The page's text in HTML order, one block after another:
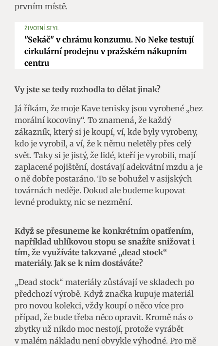
prvním místě.
ŽIVOTNÍ STYL
"Sekáč" v chrámu konzumu. No Neke testují
cirkulární prodejnu v pražském nákupním
centru
Vy jste se tedy rozhodla to dělat jinak?
Já říkám, že moje Kave tenisky jsou vyrobené „bez
morální kocoviny“. To znamená, že každý
zákazník, který si je koupí, ví, kde byly vyrobeny,
kdo je vyrobil, a ví, že k němu neletěly přes celý
svět. Taky si je jistý, že lidé, kteří je vyrobili, mají
zaplacené pojištění, dostávají adekvátní mzdu a je
o ně dobře postaráno. To se bohužel v asijských
továrnách neděje. Dokud ale budeme kupovat
levné produkty, nic se nezmění.
Když se přesuneme ke konkrétním opatřením,
například uhlíkovou stopu se snažíte snižovat i
tím, že využíváte takzvané „dead stock“
materiály. Jak se k nim dostáváte?
„Dead stock“ materiály zůstávají ve skladech po
předchozí výrobě. Když značka kupuje materiál
pro novou kolekci, vždy koupí o něco více pro
případ, že bude třeba něco opravit. Kromě nás o
zbytky už nikdo moc nestojí, protože vyrábět
v malém nákladu není obvykle výhodné. Pro mě